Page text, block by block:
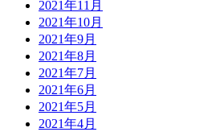
2021年11月
2021年10月
2021年9月
2021年8月
2021年7月
2021年6月
2021年5月
2021年4月